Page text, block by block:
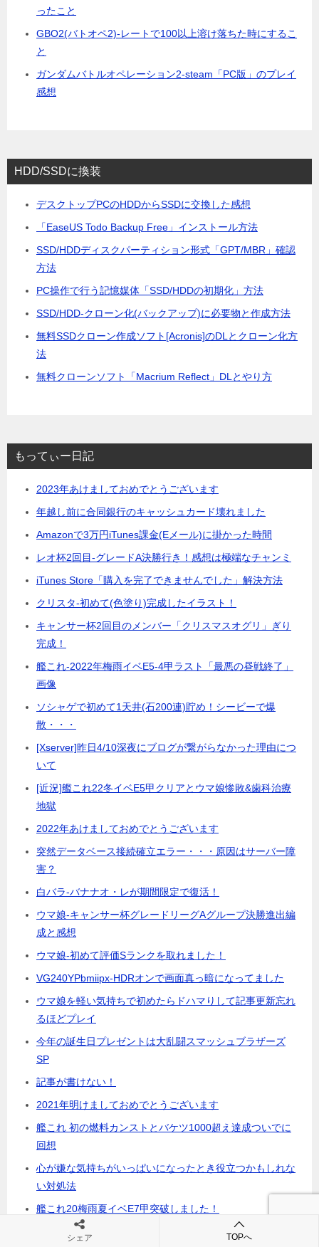
ったこと
GBO2(バトオペ2)-レートで100以上溶け落ちた時にするこ
と
ガンダムバトルオペレーション2-steam「PC版」のプレイ
感想
HDD/SSDに換装
デスクトップPCのHDDからSSDに交換した感想
「EaseUS Todo Backup Free」インストール方法
SSD/HDDディスクパーティション形式「GPT/MBR」確認
方法
PC操作で行う記憶媒体「SSD/HDDの初期化」方法
SSD/HDD-クローン化(バックアップ)に必要物と作成方法
無料SSDクローン作成ソフト[Acronis]のDLとクローン化方
法
無料クローンソフト「Macrium Reflect」DLとやり方
もってぃー日記
2023年あけましておめでとうございます
年越し前に合同銀行のキャッシュカード壊れました
Amazonで3万円iTunes課金(Eメール)に掛かった時間
レオ杯2回目-グレードA決勝行き！感想は極端なチャンミ
iTunes Store「購入を完了できませんでした」解決方法
クリスタ-初めて(色塗り)完成したイラスト！
キャンサー杯2回目のメンバー「クリスマスオグリ」ぎり
完成！
艦これ-2022年梅雨イベE5-4甲ラスト「最悪の昼戦終了」
画像
ソシャゲで初めて1天井(石200連)貯め！シービーで爆
散・・・
[Xserver]昨日4/10深夜にブログが繋がらなかった理由につ
いて
[近況]艦これ22冬イベE5甲クリアとウマ娘惨敗&歯科治療
地獄
2022年あけましておめでとうございます
突然データベース接続確立エラー・・・原因はサーバー障
害？
白バラ-バナナオ・レが期間限定で復活！
ウマ娘-キャンサー杯グレードリーグAグループ決勝進出編
成と感想
ウマ娘-初めて評価Sランクを取れました！
VG240YPbmiipx-HDRオンで画面真っ暗になってました
ウマ娘を軽い気持ちで初めたらドハマりして記事更新忘れ
るほどプレイ
今年の誕生日プレゼントは大乱闘スマッシュブラザーズ
SP
記事が書けない！
2021年明けましておめでとうございます
艦これ 初の燃料カンストとバケツ1000超え達成ついでに
回想
心が嫌な気持ちがいっぱいになったとき役立つかもしれな
い対処法
艦これ20梅雨夏イベE7甲突破しました！
[近況報告-続]艦これ2020年梅雨夏E7-3甲ラスト沼中
シェア TOPへ